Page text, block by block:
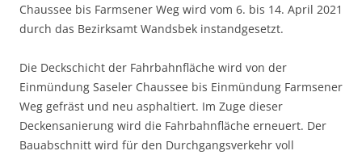
Chaussee bis Farmsener Weg wird vom 6. bis 14. April 2021
durch das Bezirksamt Wandsbek instandgesetzt.
Die Deckschicht der Fahrbahnfläche wird von der
Einmündung Saseler Chaussee bis Einmündung Farmsener
Weg gefräst und neu asphaltiert. Im Zuge dieser
Deckensanierung wird die Fahrbahnfläche erneuert. Der
Bauabschnitt wird für den Durchgangsverkehr voll